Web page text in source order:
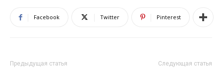
Facebook Twitter Pinterest
Предыдущая статья Следующая статья